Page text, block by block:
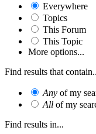
Everywhere
Topics
This Forum
This Topic
More options...
Find results that
Any of my
All of my
Find results in...